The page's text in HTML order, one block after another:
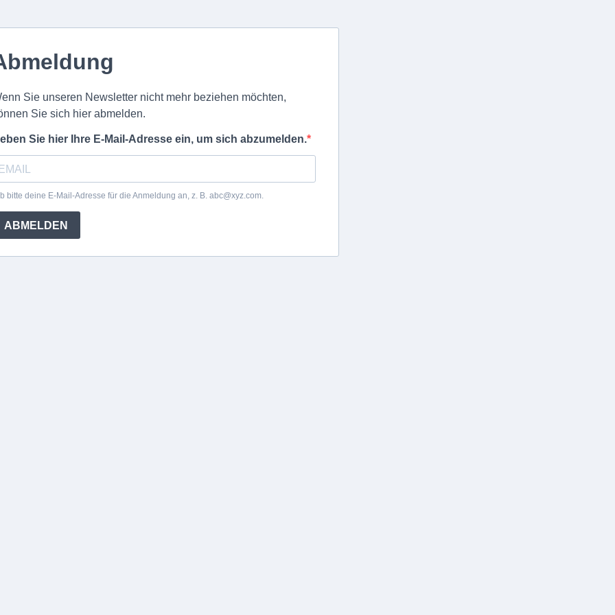
Sie unseren Newsletter nicht mehr beziehen möchten,
Sie sich hier abmelden.
Sie hier Ihre E-Mail-Adresse ein, um sich abzumelden.
bitte deine E-Mail-Adresse für die Anmeldung an, z. B. abc@xyz.com.
ABMELDEN